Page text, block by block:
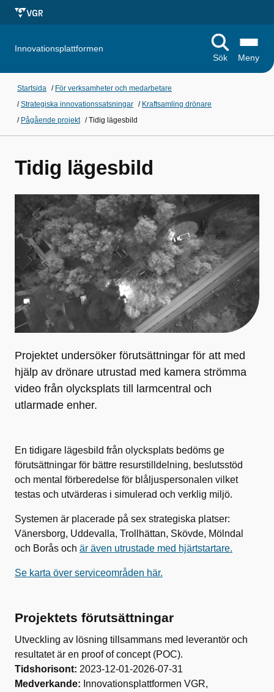
Innovationsplattformen
Sök
Meny
Startsida / För verksamheter och medarbetare
/Strategiska innovationssatsningar / Kraftsamling drönare
/ Pågående projekt /Tidig lägesbild
Tidig lägesbild
Projektet undersöker förutsättningar för att med
hjälp av drönare utrustad med kamera strömma
video från olycksplats till larmcentral och
utlarmade enher.
En tidigare lägesbild från olycksplats bedöms ge
förutsättningar för bättre resurstilldelning, beslutsstöd
och mental förberedelse för blåljuspersonalen vilket
testas och utvärderas i simulerad och verklig miljö.
Systemen är placerade på sex strategiska platser:
Vänersborg, Uddevalla, Trollhättan, Skövde, Mölndal
och Borås och är även utrustade med hjärtstartare.
Se karta över serviceområden här.
Projektets förutsättningar
Utveckling av lösning tillsammans med leverantör och
resultatet är en proof of concept(POC).
Tidshorisont: 2023-12-01-2026-07-31
Medverkande: Innovationsplattformen VGR,